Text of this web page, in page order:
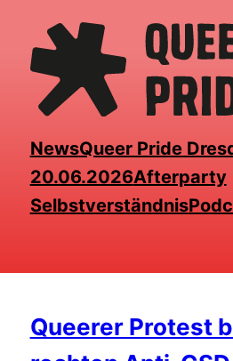
content
NewsQueer Pride
20.06.2026Afterparty
Selbstverständnis
Queerer Protest